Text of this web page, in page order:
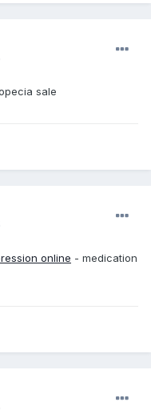
sale
online - medication